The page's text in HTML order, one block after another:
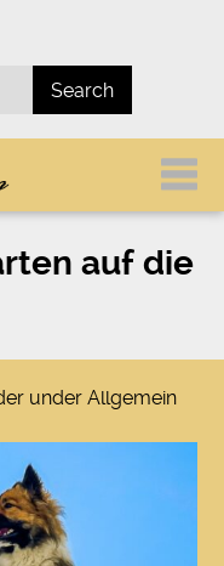
auf die
underAllgemein